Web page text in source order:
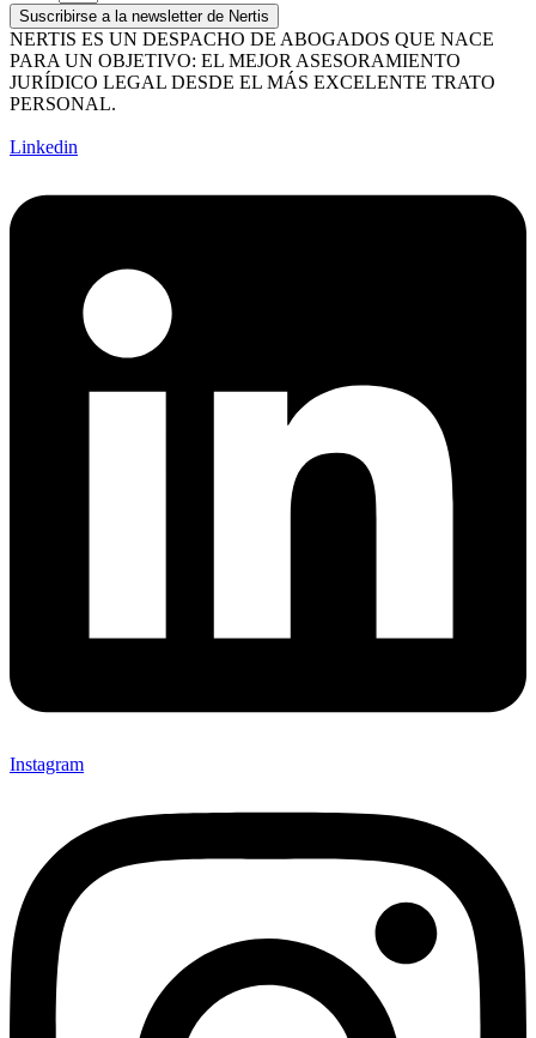
Suscribirse a la newsletter de Nertis
NERTIS ES UN DESPACHO DE ABOGADOS QUE NACE
PARA UN OBJETIVO: EL MEJOR ASESORAMIENTO
JURÍDICO LEGAL DESDE EL MÁS EXCELENTE TRATO
PERSONAL.
Linkedin
Instagram